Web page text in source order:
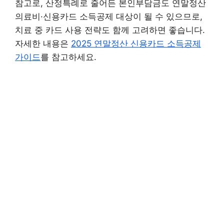
참고로, 산정특례로 줄어든 본인부담금도 연말정산
의료비·신용카드 소득공제 대상이 될 수 있으므로,
치료 중 카드 사용 전략도 함께 고려하면 좋습니다.
자세한 내용은 2025 연말정산 신용카드 소득공제
가이드를 참고하세요.